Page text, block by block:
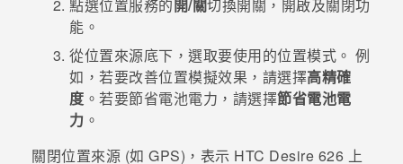
校園專案
企業採購
銷售通路
VIVELAND
點選位置服務的開/關切換開關，開啟及關閉功
能。
從位置來源底下，選取要使用的位置模式。 例
如，若要改善位置模擬效果，請選擇高精確
度 。若要節省電池電力，請選擇節省電池電
力 。
關閉位置來源 (如 GPS)，表示 HTC Desire 626 上